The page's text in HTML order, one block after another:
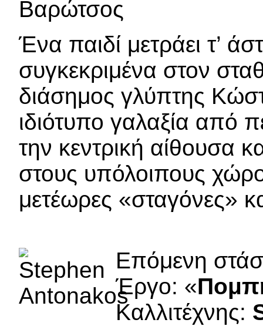
Ένα παιδί μετράει τ’
συγκεκριμένα στον
διάσημος γλύπτης
ιδιότυπο γαλαξία από
την κεντρική αίθουσα
στους υπόλοιπους
μετέωρες «σταγόνες»
Επόμενη
Έργο: «
Καλλιτέχνης: